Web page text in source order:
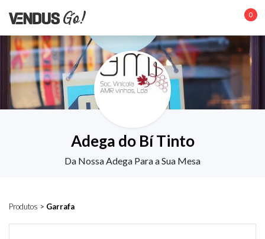
0
Adega do Bí Tinto
Da Nossa Adega Para a Sua Mesa
Produtos > Garrafa